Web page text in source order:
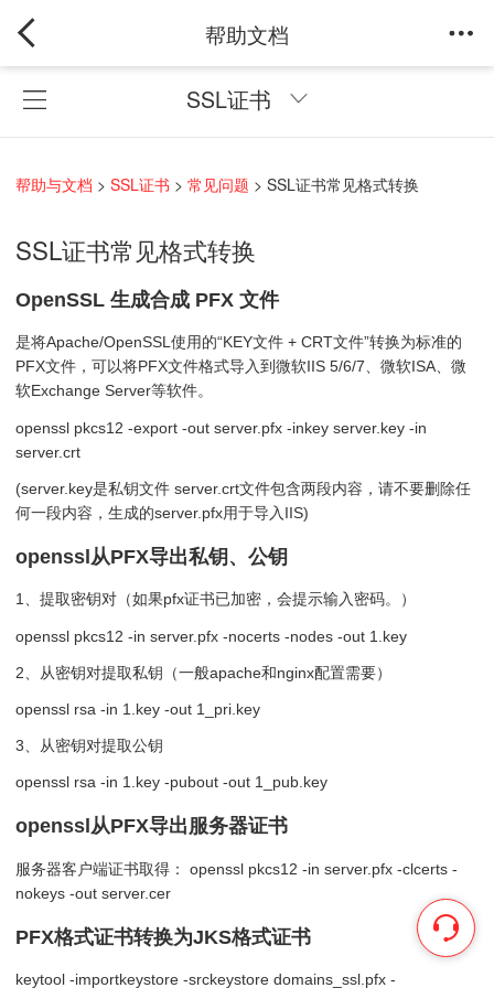
帮助文档
SSL证书
帮助与文档 > SSL证书 > 常见问题 > SSL证书常见格式转换
SSL证书常见格式转换
OpenSSL 生成合成 PFX 文件
是将Apache/OpenSSL使用的“KEY文件 + CRT文件”转换为标准的
PFX文件，可以将PFX文件格式导入到微软IIS 5/6/7、微软ISA、微
软Exchange Server等软件。
openssl pkcs12 -export -out server.pfx -inkey server.key -in
server.crt
(server.key是私钥文件 server.crt文件包含两段内容，请不要删除任
何一段内容，生成的server.pfx用于导入IIS)
openssl从PFX导出私钥、公钥
1、提取密钥对（如果pfx证书已加密，会提示输入密码。）
openssl pkcs12 -in server.pfx -nocerts -nodes -out 1.key
2、从密钥对提取私钥（一般apache和nginx配置需要）
openssl rsa -in 1.key -out 1_pri.key
3、从密钥对提取公钥
openssl rsa -in 1.key -pubout -out 1_pub.key
openssl从PFX导出服务器证书
服务器客户端证书取得： openssl pkcs12 -in server.pfx -clcerts -
nokeys -out server.cer
PFX格式证书转换为JKS格式证书
keytool -importkeystore -srckeystore domains_ssl.pfx -